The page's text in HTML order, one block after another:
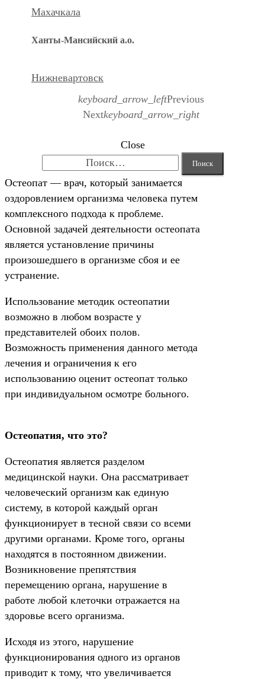
Махачкала
Ханты-Мансийский а.о.
Нижневартовск
keyboard_arrow_leftPrevious
Nextkeyboard_arrow_right
Close
Остеопат — врач, который занимается
оздоровлением организма человека путем
комплексного подхода к проблеме.
Основной задачей деятельности остеопата
является установление причины
произошедшего в организме сбоя и ее
устранение.
Использование методик остеопатии
возможно в любом возрасте у
представителей обоих полов.
Возможность применения данного метода
лечения и ограничения к его
использованию оценит остеопат только
при индивидуальном осмотре больного.
Остеопатия, что это?
Остеопатия является разделом
медицинской науки. Она рассматривает
человеческий организм как единую
систему, в которой каждый орган
функционирует в тесной связи со всеми
другими органами. Кроме того, органы
находятся в постоянном движении.
Возникновение препятствия
перемещению органа, нарушение в
работе любой клеточки отражается на
здоровье всего организма.
Исходя из этого, нарушение
функционирования одного из органов
приводит к тому, что увеличивается